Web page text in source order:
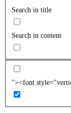
Search in title
Search in content
"><font